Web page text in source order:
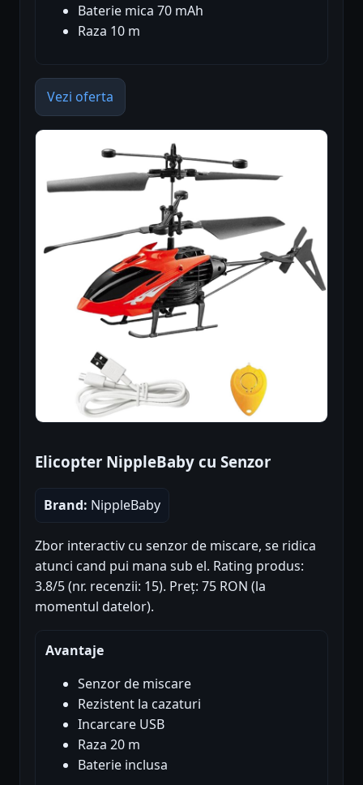
Baterie mica 70 mAh
Raza 10 m
Vezi oferta
Elicopter NippleBaby cu Senzor
Brand: NippleBaby
Zbor interactiv cu senzor de miscare, se ridica
atunci cand pui mana sub el. Rating produs:
3.8/5 (nr. recenzii: 15). Preț: 75 RON (la
momentul datelor).
Avantaje
Senzor de miscare
Rezistent la cazaturi
Incarcare USB
Raza 20 m
Baterie inclusa